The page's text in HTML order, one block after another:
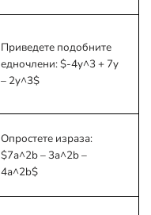
Приведете подобните
едночлени:$-4y^3 + 7y
– 2y^3$
Опростете израза:
$7a^2b – 3a^2b –
4a^2b$